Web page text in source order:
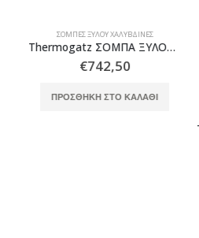
ΣΌΜΠΕΣ ΞΎΛΟΥ ΧΑΛΎΒΔΙΝΕΣ
Thermogatz ΣΟΜΠΑ ΞΥΛΟΥ GS 12 R
742,50
ΠΡΟΣΘΉΚΗ ΣΤΟ ΚΑΛΆΘΙ